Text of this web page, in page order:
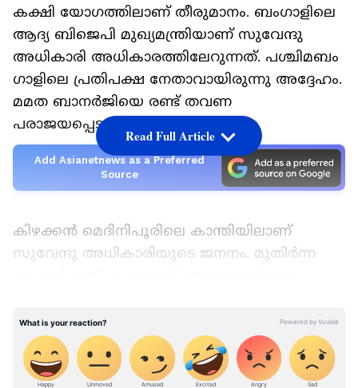
കക്ഷി യോ​ഗത്തിലാണ് തീരുമാനം. ബം​ഗാളിലെ
ആദ്യ ബിജെപി മുഖ്യമന്ത്രിയാണ് സുവേന്ദു
അധികാരി അധികാരത്തിലേറുന്നത്. പശ്ചിമബം​
ഗാളിലെ പ്രതിപക്ഷ നേതാവായിരുന്നു അദ്ദേഹം.
മമത ബാനര്‍ജിയെ രണ്ട് തവണ
പരാജയപ്പെടുത്തി.
Add Asianetnews as a Preferred
Source
കിഴക്കൻ മെദിനിപൂരിലെ കാന്തിയിലാണ്
സുവേന്ദു അധികാരിയുടെ ജനനം. മുതിർന്ന
കോൺഗ്രസിലൂടെ രാഷ്ട്രീയത്തി‌ലെത്തി. 1995ൽ
കാന്തി മുനിസിപ്പാലിറ്റിയിൽ കൗൺസിലറും
കാന്തി മുനിസിപ്പൽ ചെയർമാനുമായി. പിന്നീട്
Read Full Article